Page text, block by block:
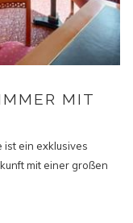
MIT
ist ein exklusives
mit einer großen